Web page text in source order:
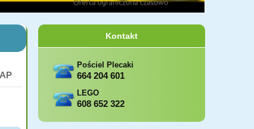
Kontakt
Pościel Plecaki
664 204 601
LEGO
608 652 322